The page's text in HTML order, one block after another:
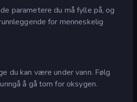
parametere du må fylle på, og
for menneskelig
du kan være under vann. Følg
å gå tom for oksygen.